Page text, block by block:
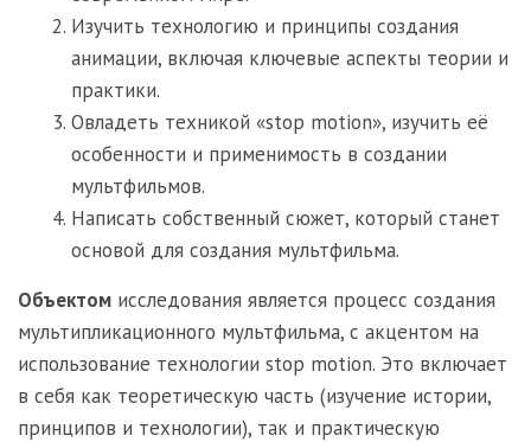
Изучить технологию и принципы создания
анимации, включая ключевые аспекты теории и
практики.
Овладеть техникой «stop motion», изучить её
особенности и применимость в создании
мультфильмов.
Написать собственный сюжет, который станет
основой для создания мультфильма.
Объектом исследования является процесс создания
мультипликационного мультфильма, с акцентом на
использование технологии stop motion. Это включает
в себя как теоретическую часть (изучение истории,
принципов и технологии), так и практическую